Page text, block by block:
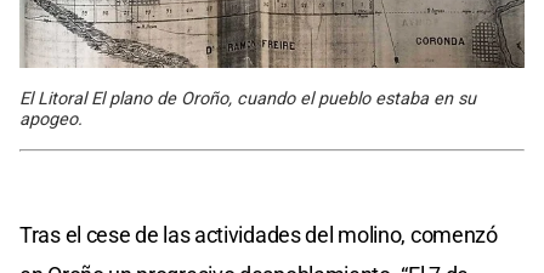
El Litoral El plano de Oroño, cuando el pueblo estaba en su
apogeo.
Tras el cese de las actividades del molino, comenzó